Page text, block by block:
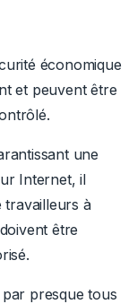
économique
et peuvent être
une
Internet, il
travailleurs à
être
presque tous